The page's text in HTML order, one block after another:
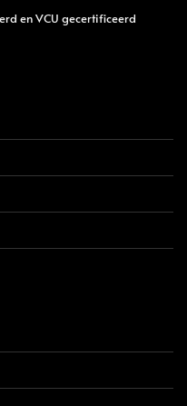
en VCU gecertificeerd